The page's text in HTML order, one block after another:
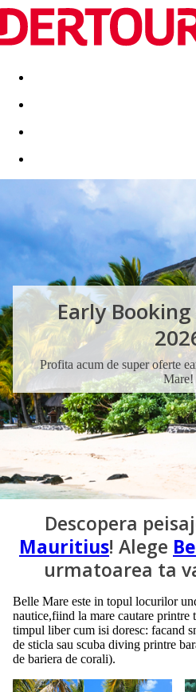
Destinatii Vacanta perfecta
Early
Profita acum de super oferte
Mare!
Descopera
Mauritius! Alege
urmatoarea ta
Belle Mare este in topul locurilor
nautice,fiind la mare cautare printre
timpul liber cum isi doresc: facand
de sticla sau scuba diving printre
de bariera de corali).